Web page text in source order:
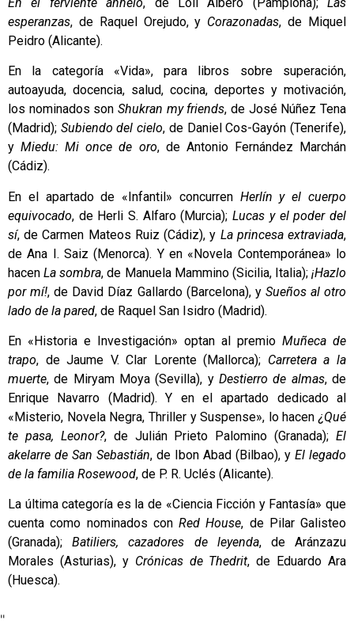
esperanzas, de Raquel Orejudo, y Corazonadas, de Miquel
Peidro (Alicante).
En la categoría «Vida», para libros sobre superación,
autoayuda, docencia, salud, cocina, deportes y motivación,
los nominados son Shukran my friends, de José Núñez Tena
(Madrid); Subiendo del cielo, de Daniel Cos-Gayón (Tenerife),
yMiedu: Mi once de oro, de Antonio Fernández Marchán
(Cádiz).
En el apartado de «Infantil» concurren Herlín y el cuerpo
equivocado, de Herli S. Alfaro (Murcia);Lucas y el poder del
sí, de Carmen Mateos Ruiz (Cádiz), y La princesa extraviada,
de Ana I. Saiz (Menorca). Y en «Novela Contemporánea» lo
hacenLa sombra, de Manuela Mammino (Sicilia, Italia); ¡Hazlo
por mí!, de David Díaz Gallardo (Barcelona), y Sueños al otro
lado de la pared, de Raquel San Isidro (Madrid).
En «Historia e Investigación» optan al premio Muñeca de
trapo, de Jaume V. Clar Lorente (Mallorca); Carretera a la
muerte, de Miryam Moya (Sevilla), y Destierro de almas, de
Enrique Navarro (Madrid). Y en el apartado dedicado al
«Misterio, Novela Negra, Thriller y Suspense», lo hacen¿Qué
te pasa, Leonor?, de Julián Prieto Palomino (Granada); El
akelarre de San Sebastián, de Ibon Abad (Bilbao), y El legado
de la familia Rosewood, de P. R. Uclés (Alicante).
La última categoría es la de «Ciencia Ficción y Fantasía» que
cuenta como nominados con Red House, de Pilar Galisteo
(Granada);Batiliers, cazadores de leyenda, de Aránzazu
Morales (Asturias), y Crónicas de Thedrit, de Eduardo Ara
(Huesca).
"